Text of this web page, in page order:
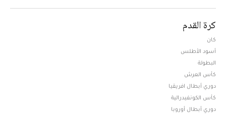
كرة القدم
كان
أسود الأطلس
البطولة
كأس العرش
دوري أبطال افريقيا
كأس الكونفيدرالية
دوري أبطال أوروبا